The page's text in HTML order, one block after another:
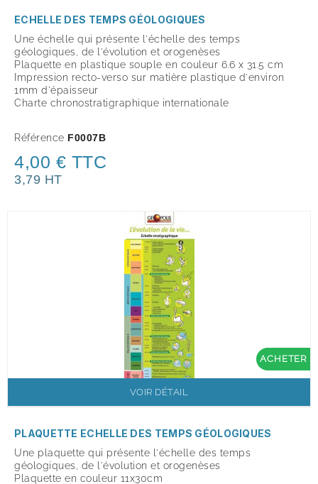
ECHELLE DES TEMPS GÉOLOGIQUES
Une échelle qui présente l'échelle des temps
géologiques, de l'évolution et orogenèses
Plaquette en plastique souple en couleur 6.6 x 31.5 cm
Impression recto-verso sur matière plastique d'environ
1mm d'épaisseur
Charte chronostratigraphique internationale
Référence F0007B
4,00 € TTC
3,79 HT
ACHETER
VOIR DÉTAIL
PLAQUETTE ECHELLE DES TEMPS GÉOLOGIQUES
Une plaquette qui présente l'échelle des temps
géologiques, de l'évolution et orogenèses
Plaquette en couleur 11x30cm